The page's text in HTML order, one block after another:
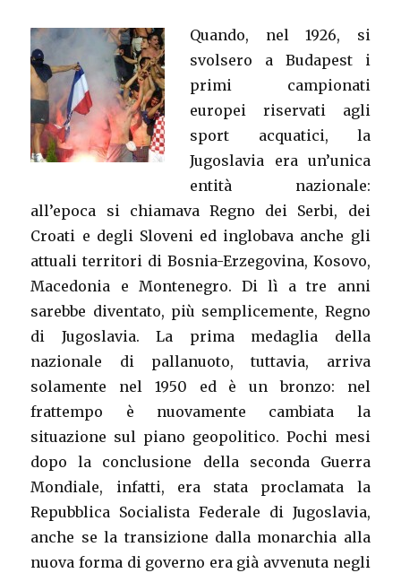
Quando, nel 1926, si
svolsero a Budapest i
primi campionati
europei riservati agli
sport acquatici, la
Jugoslavia era un’unica
entità nazionale:
all’epoca si chiamava Regno dei Serbi, dei
Croati e degli Sloveni ed inglobava anche gli
attuali territori di Bosnia-Erzegovina, Kosovo,
Macedonia e Montenegro. Di lì a tre anni
sarebbe diventato, più semplicemente, Regno
di Jugoslavia. La prima medaglia della
nazionale di pallanuoto, tuttavia, arriva
solamente nel 1950 ed è un bronzo: nel
frattempo è nuovamente cambiata la
situazione sul piano geopolitico. Pochi mesi
dopo la conclusione della seconda Guerra
Mondiale, infatti, era stata proclamata la
Repubblica Socialista Federale di Jugoslavia,
anche se la transizione dalla monarchia alla
nuova forma di governo era già avvenuta negli